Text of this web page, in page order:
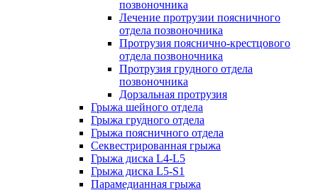
позвоночника
Лечение протрузии поясничного
отдела позвоночника
Протрузия пояснично-крестцового
отдела позвоночника
Протрузия грудного отдела
позвоночника
Дорзальная протрузия
Грыжа шейного отдела
Грыжа грудного отдела
Грыжа поясничного отдела
Секвестрированная грыжа
Грыжа диска L4-L5
Грыжа диска L5-S1
Парамедианная грыжа